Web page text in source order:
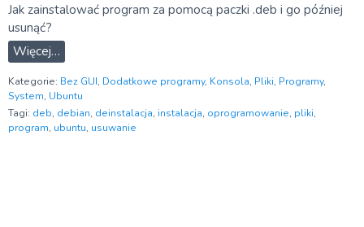
Jak zainstalować program za pomocą paczki .deb i go później
usunąć?
Więcej…
Kategorie: Bez GUI, Dodatkowe programy, Konsola, Pliki, Programy,
System, Ubuntu
Tagi: deb, debian, deinstalacja, instalacja, oprogramowanie, pliki,
program, ubuntu, usuwanie